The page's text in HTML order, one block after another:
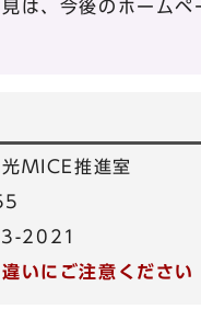
は、今後のホームペ
MICE推進室
2021
いにご注意ください